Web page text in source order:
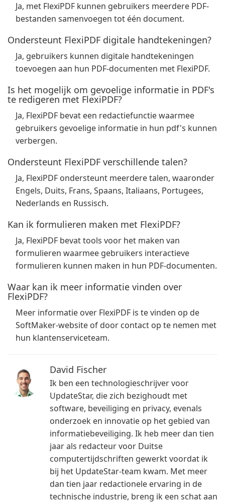
Ja, met FlexiPDF kunnen gebruikers meerdere PDF-
bestanden samenvoegen tot één document.
Ondersteunt FlexiPDF digitale handtekeningen?
Ja, gebruikers kunnen digitale handtekeningen
toevoegen aan hun PDF-documenten met FlexiPDF.
Is het mogelijk om gevoelige informatie in PDF's
te redigeren met FlexiPDF?
Ja, FlexiPDF bevat een redactiefunctie waarmee
gebruikers gevoelige informatie in hun pdf's kunnen
verbergen.
Ondersteunt FlexiPDF verschillende talen?
Ja, FlexiPDF ondersteunt meerdere talen, waaronder
Engels, Duits, Frans, Spaans, Italiaans, Portugees,
Nederlands en Russisch.
Kan ik formulieren maken met FlexiPDF?
Ja, FlexiPDF bevat tools voor het maken van
formulieren waarmee gebruikers interactieve
formulieren kunnen maken in hun PDF-documenten.
Waar kan ik meer informatie vinden over
FlexiPDF?
Meer informatie over FlexiPDF is te vinden op de
SoftMaker-website of door contact op te nemen met
hun klantenserviceteam.
David Fischer
Ik ben een technologieschrijver voor
UpdateStar, die zich bezighoudt met
software, beveiliging en privacy, evenals
onderzoek en innovatie op het gebied van
informatiebeveiliging. Ik heb meer dan tien
jaar als redacteur voor Duitse
computertijdschriften gewerkt voordat ik
bij het UpdateStar-team kwam. Met meer
dan tien jaar redactionele ervaring in de
technische industrie, breng ik een schat aan